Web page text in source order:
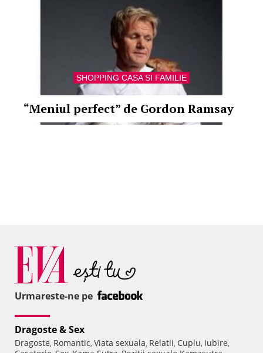
SHOPPING CASA SI FAMILIE
“Meniul perfect” de Gordon Ramsay
Urmareste-ne pe
Dragoste & Sex
Dragoste, Romantic, Viata sexuala, Relatii, Cuplu, Iubire,